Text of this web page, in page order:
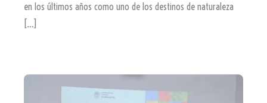
en los últimos años como uno de los destinos de naturaleza
[…]